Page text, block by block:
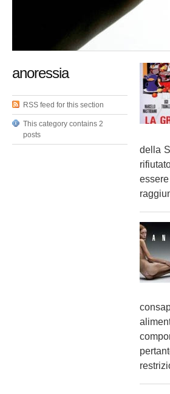
anoressia
RSS feed for this section
This category contains 2
posts
della